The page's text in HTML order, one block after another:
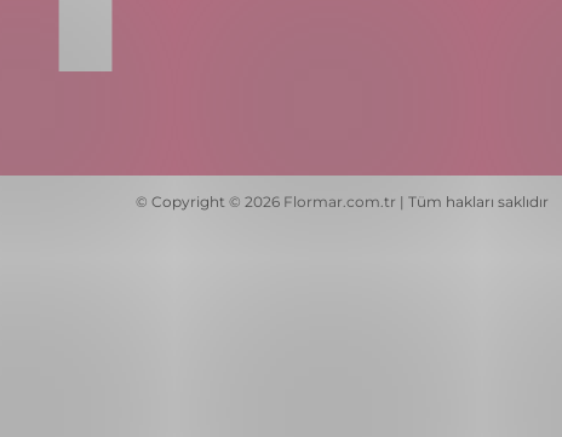
© Copyright © 2026 Flormar.com.tr | Tüm hakları saklıdır